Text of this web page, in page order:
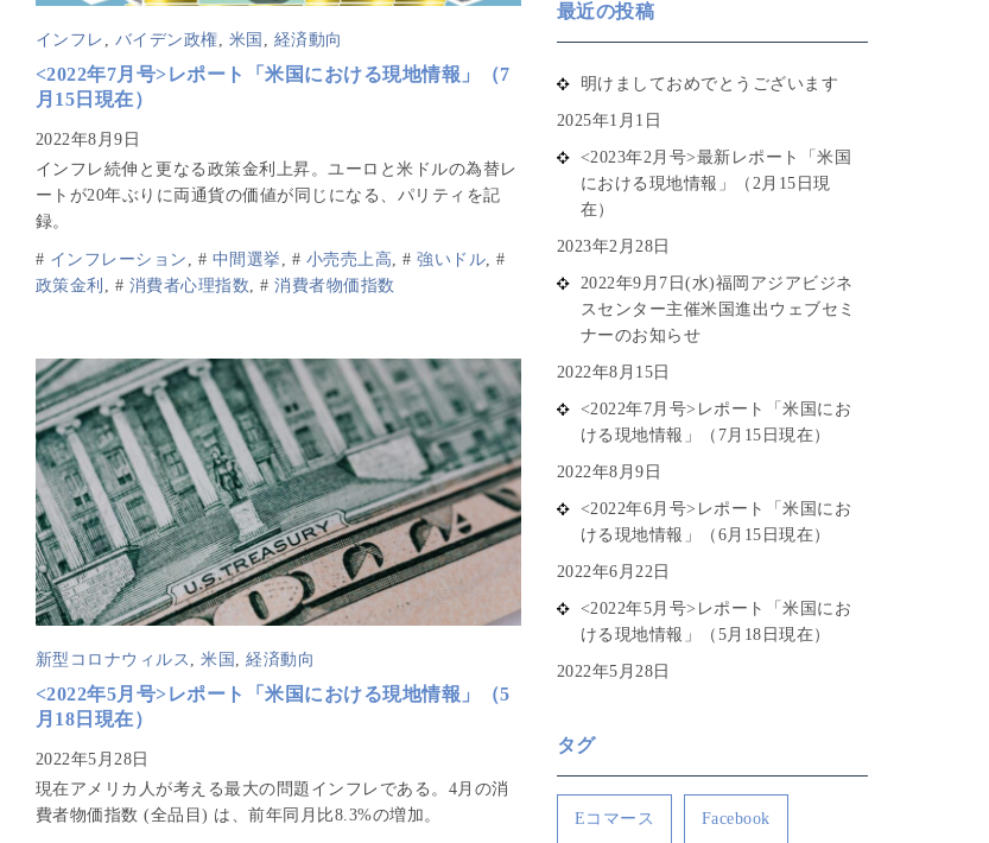
インフレ , バイデン政権, 米国 , 経済動向
<2022年7月号>レポート「米国における現地情報」（7
月15日現在）
インフレ続伸と更なる政策金利上昇。ユーロと米ドルの為替レ
ートが20年ぶりに両通貨の価値が同じになる、パリティを記
録。
# インフレーション , # 中間選挙 , # 小売売上高, #強いドル, #
政策金利 , # 消費者心理指数, #消費者物価指数
新型コロナウィルス ,米国 ,経済動向
<2022年5月号>レポート「米国における現地情報」（5
月18日現在）
現在アメリカ人が考える最大の問題インフレである。4月の消
費者物価指数 (全品目) は、前年同月比8.3%の増加。
最近の投稿
明けましておめでとうございます
2025年1月1日
<2023年2月号>最新レポート「米国
における現地情報」（2月15日現
在）
2023年2月28日
2022年9月7日(水)福岡アジアビジネ
スセンター主催米国進出ウェブセミ
ナーのお知らせ
2022年8月15日
<2022年7月号>レポート「米国にお
ける現地情報」（7月15日現在）
2022年8月9日
<2022年6月号>レポート「米国にお
ける現地情報」（6月15日現在）
2022年6月22日
<2022年5月号>レポート「米国にお
ける現地情報」（5月18日現在）
2022年5月28日
タグ
Eコマース Facebook